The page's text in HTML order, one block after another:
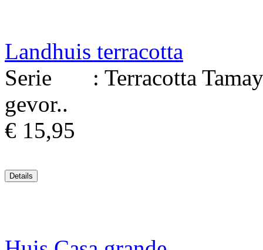
Landhuis terracotta
Serie : Terracotta
gevor..
€ 15,95